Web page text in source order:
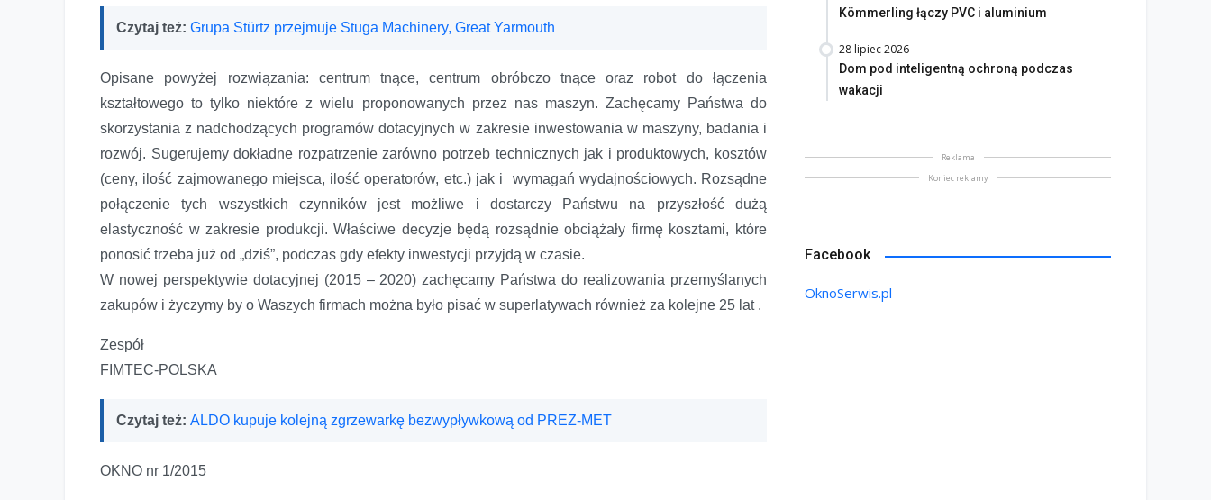
Czytaj też: Grupa Stürtz przejmuje Stuga Machinery, Great Yarmouth
Opisane powyżej rozwiązania: centrum tnące, centrum obróbczo tnące oraz robot do łączenia
kształtowego to tylko niektóre z wielu proponowanych przez nas maszyn. Zachęcamy Państwa do
skorzystania z nadchodzących programów dotacyjnych w zakresie inwestowania w maszyny, badania i
rozwój. Sugerujemy dokładne rozpatrzenie zarówno potrzeb technicznych jak i produktowych, kosztów
(ceny, ilość zajmowanego miejsca, ilość operatorów, etc.) jak i wymagań wydajnościowych. Rozsądne
połączenie tych wszystkich czynników jest możliwe i dostarczy Państwu na przyszłość dużą
elastyczność w zakresie produkcji. Właściwe decyzje będą rozsądnie obciążały firmę kosztami, które
ponosić trzeba już od „dziś”, podczas gdy efekty inwestycji przyjdą w czasie.
W nowej perspektywie dotacyjnej (2015 – 2020) zachęcamy Państwa do realizowania przemyślanych
zakupów i życzymy by o Waszych firmach można było pisać w superlatywach również za kolejne 25 lat .
Zespół
FIMTEC-POLSKA
Czytaj też: ALDO kupuje kolejną zgrzewarkę bezwypływkową od PREZ-MET
OKNO nr 1/2015
Kömmerling łączy PVC i aluminium
28 lipiec 2026
Dom pod inteligentną ochroną podczas
wakacji
Reklama
Koniec reklamy
Facebook
OknoSerwis.pl